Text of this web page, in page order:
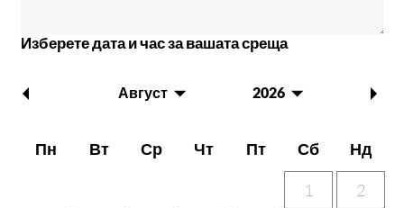
Изберете дата и час за вашата среща
Август 2026
Пн Вт Ср Чт Пт Сб Нд
1 2